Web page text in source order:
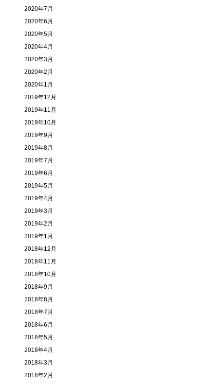
2020年7月
2020年6月
2020年5月
2020年4月
2020年3月
2020年2月
2020年1月
2019年12月
2019年11月
2019年10月
2019年9月
2019年8月
2019年7月
2019年6月
2019年5月
2019年4月
2019年3月
2019年2月
2019年1月
2018年12月
2018年11月
2018年10月
2018年9月
2018年8月
2018年7月
2018年6月
2018年5月
2018年4月
2018年3月
2018年2月